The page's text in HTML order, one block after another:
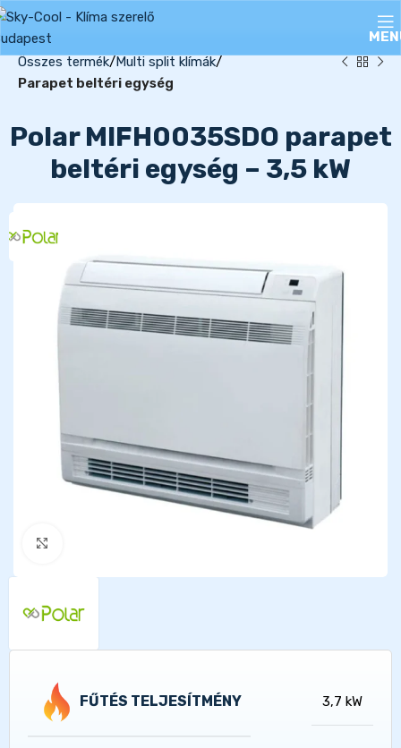
Összes termék Multi split klímák
Parapet beltéri egység
Polar MIFH0035SDO parapet
beltéri egység – 3,5 kW
FŰTÉS TELJESÍTMÉNY 3,7 kW